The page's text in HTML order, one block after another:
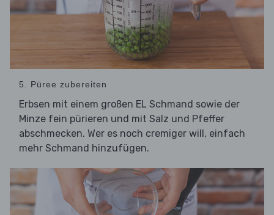
5. Püree zubereiten
Erbsen mit einem großen EL Schmand sowie der
Minze fein pürieren und mit Salz und Pfeffer
abschmecken. Wer es noch cremiger will, einfach
mehr Schmand hinzufügen.